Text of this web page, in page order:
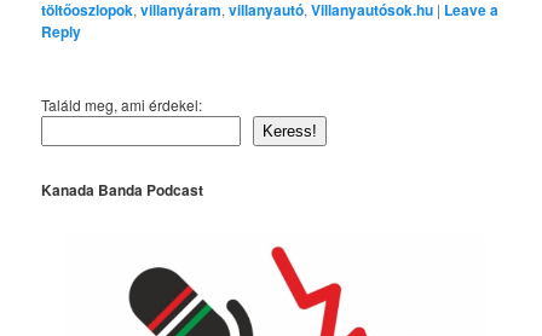
töltőoszlopok,villanyáram,villanyautó,Villanyautósok.hu | Leave a
Reply
Találd meg, ami érdekel:
Keress!
Kanada Banda Podcast